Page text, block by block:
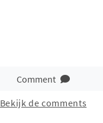
Comment
Bekijk de comments